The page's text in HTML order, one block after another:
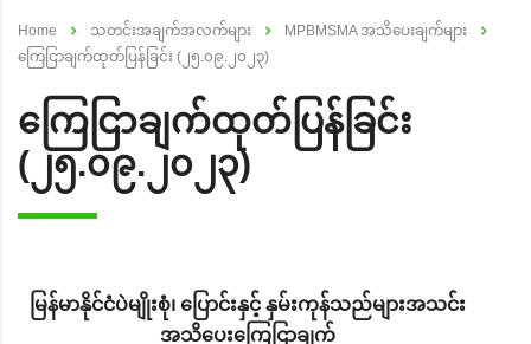
Home သတင်းအချက်အလက်များ
MPBMSMA အသိပေးချက်များ
ကြေငြာချက်ထုတ်ပြန်ခြင်း (၂၅.၀၉.၂၀၂၃)
ကြေငြာချက်ထုတ်ပြန်ခြင်း
(၂၅.၀၉.၂၀၂၃)
မြန်မာနိုင်ငံပဲမျိုးစုံ၊ ပြောင်းနှင့် နှမ်းကုန်သည်များအသင်း
အသိပေးကြေငြာချက်